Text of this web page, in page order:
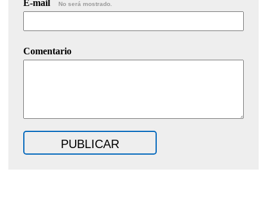
E-mail No será mostrado.
Comentario